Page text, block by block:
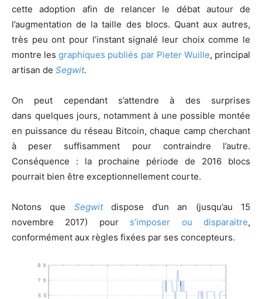
cette adoption afin de relancer le débat autour de
l’augmentation de la taille des blocs. Quant aux autres,
très peu ont pour l’instant signalé leur choix comme le
montre lesgraphiques publiés par Pieter Wuille, principal
artisan de Segwit.
On peut cependant s’attendre à des surprises
dans quelques jours, notamment à une possible montée
en puissance du réseau Bitcoin, chaque camp cherchant
à peser suffisamment pour contraindre l’autre.
Conséquence : la prochaine période de 2016 blocs
pourrait bien être exceptionnellement courte.
Notons que Segwit
dispose d’un an (jusqu’au 15
novembre 2017) pour s’imposer ou disparaitre,
conformément aux règles fixées par ses concepteurs.